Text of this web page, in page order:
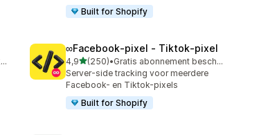
Built for Shopify
Gratis abonnement beschikbaar
∞Facebook‑pixel ‑ Tiktok‑pixel
4,9van 5 sterren
(250)
250 recensies in totaal
•
Gratis abonnement beschikbaar
Server-side tracking voor meerdere
Facebook- en Tiktok-pixels
Built for Shopify